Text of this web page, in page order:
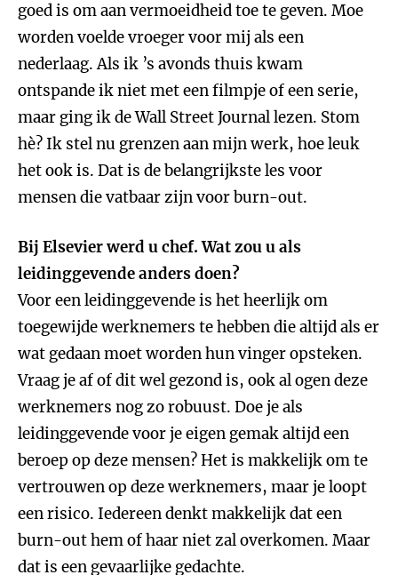
goed is om aan vermoeidheid toe te geven. Moe
worden voelde vroeger voor mij als een
nederlaag. Als ik ’s avonds thuis kwam
ontspande ik niet met een filmpje of een serie,
maar ging ik de Wall Street Journal lezen. Stom
hè? Ik stel nu grenzen aan mijn werk, hoe leuk
het ook is. Dat is de belangrijkste les voor
mensen die vatbaar zijn voor burn-out.
Bij Elsevier werd u chef. Wat zou u als
leidinggevende anders doen?
Voor een leidinggevende is het heerlijk om
toegewijde werknemers te hebben die altijd als er
wat gedaan moet worden hun vinger opsteken.
Vraag je af of dit wel gezond is, ook al ogen deze
werknemers nog zo robuust. Doe je als
leidinggevende voor je eigen gemak altijd een
beroep op deze mensen? Het is makkelijk om te
vertrouwen op deze werknemers, maar je loopt
een risico. Iedereen denkt makkelijk dat een
burn-out hem of haar niet zal overkomen. Maar
dat is een gevaarlijke gedachte.